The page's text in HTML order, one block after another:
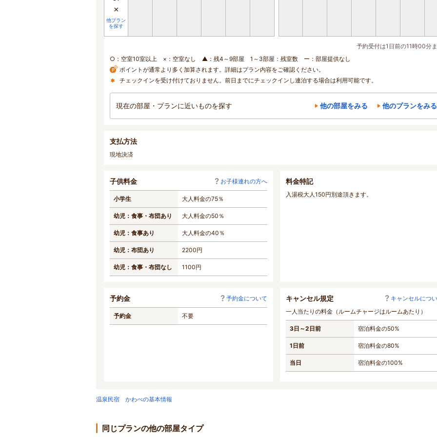
×
他プラン
を探す
予約受付は1日前の11時00分
○：空室10室以上 ×：空室なし ▲：残4～9部屋 1～3部屋：残室数 ー：部屋提供なし
ポイントが通常より多く加算されます。詳細はプラン内容をご確認ください。
チェックインを受け付けておりません。前日までにチェックインし連泊する場合は利用可能です。
現在の部屋・プランに近いものを探す 他の部屋をみる 他のプランをみる
支払方法
現地決済
子供料金 お子様連れの方へ
小学生 大人料金の75％
幼児：食事・布団あり 大人料金の50％
幼児：食事あり 大人料金の40％
幼児：布団あり 2200円
幼児：食事・布団なし 1100円
料金特記
入湯税大人150円別途頂きます。
予約金 予約金について
予約金 不要
キャンセル規定
キャンセルにつ
一人当たりの料金（ルームチャージはルームあたり）
3日～2日前 宿泊料金の50%
1日前 宿泊料金の80%
当日 宿泊料金の100%
温泉民宿 かわべの基本情報
同じプランの他の部屋タイプ